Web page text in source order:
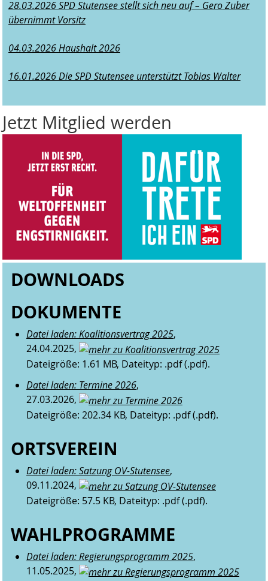
28.03.2026 SPD Stutensee stellt sich neu auf – Gero Zuber
übernimmt Vorsitz
04.03.2026 Haushalt 2026
16.01.2026 Die SPD Stutensee unterstützt Tobias Walter
Jetzt Mitglied werden
DOWNLOADS
DOKUMENTE
Datei laden: Koalitionsvertrag 2025,
24.04.2025,
Dateigröße: 1.61 MB, Dateityp: .pdf (.pdf).
Datei laden: Termine 2026,
27.03.2026,
Dateigröße: 202.34 KB, Dateityp: .pdf (.pdf).
ORTSVEREIN
Datei laden: Satzung OV-Stutensee,
09.11.2024,
Dateigröße: 57.5 KB, Dateityp: .pdf (.pdf).
WAHLPROGRAMME
Datei laden: Regierungsprogramm 2025,
11.05.2025,